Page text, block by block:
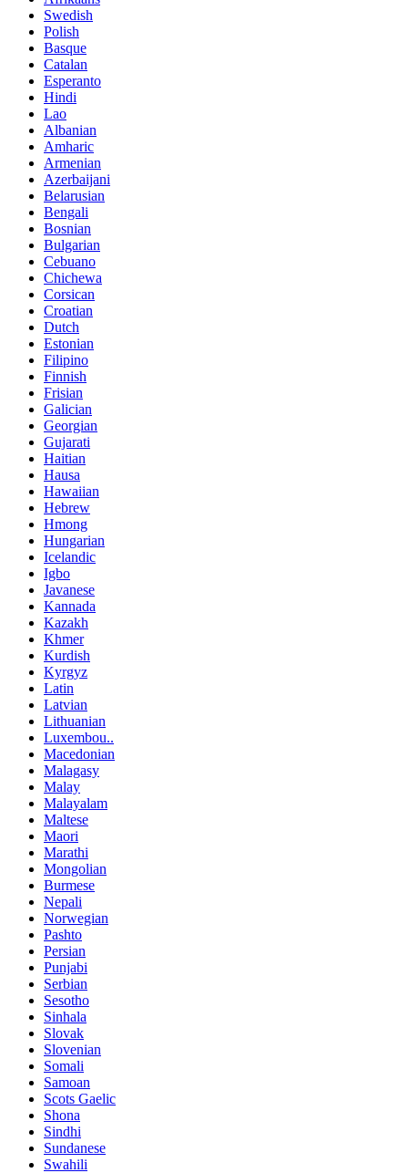
Swedish
Polish
Basque
Catalan
Esperanto
Hindi
Lao
Albanian
Amharic
Armenian
Azerbaijani
Belarusian
Bengali
Bosnian
Bulgarian
Cebuano
Chichewa
Corsican
Croatian
Dutch
Estonian
Filipino
Finnish
Frisian
Galician
Georgian
Gujarati
Haitian
Hausa
Hawaiian
Hebrew
Hmong
Hungarian
Icelandic
Igbo
Javanese
Kannada
Kazakh
Khmer
Kurdish
Kyrgyz
Latin
Latvian
Lithuanian
Luxembou..
Macedonian
Malagasy
Malay
Malayalam
Maltese
Maori
Marathi
Mongolian
Burmese
Nepali
Norwegian
Pashto
Persian
Punjabi
Serbian
Sesotho
Sinhala
Slovak
Slovenian
Somali
Samoan
Scots Gaelic
Shona
Sindhi
Sundanese
Swahili